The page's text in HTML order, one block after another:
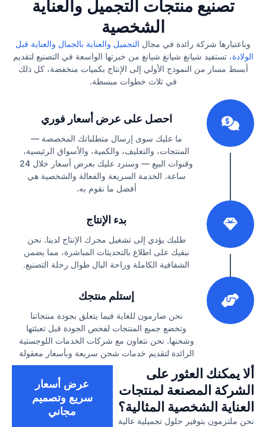
تصنيع منتجات التجميل والعناية
الشخصية
وباعتبارها شركة رائدة في مجال التجميل والعناية بالجمال والعناية قبل
الولادة، تستفيد شيانغ شيانغ شيانغ من خبرتها الواسعة في التصنيع لتقديم
أبسط مسار من النموذج الأولي إلى الإنتاج بكميات منخفضة، كل ذلك
في ثلاث خطوات مبسطة.
احصل على عرض أسعار فوري
ما عليك سوى إرسال متطلباتك المخصصة —
المنتجات، والتغليف، والكمية، والأسواق الرئيسية،
وقنوات البيع — وسنرد عليك بعرض أسعار خلال 24
ساعة. الخدمة السريعة والفعالة والشخصية هي
أفضل ما نقوم به.
بدء الإنتاج
طلبك يؤدي إلى تشغيل محرك الإنتاج لدينا. نحن
نبقيك على اطلاع بالتحديثات المباشرة، مما يضمن
الشفافية الكاملة وراحة البال طوال رحلة التصنيع.
إستلم منتجك
نحن صارمون للغاية فيما يتعلق بجودة منتجاتنا
وتخضع جميع المنتجات لفحص الجودة قبل تعبئتها
وشحنها. نحن نتعاون مع شركات الخدمات اللوجستية
الرائدة لتقديم خدمات شحن سريعة وبأسعار معقولة
ألا يمكنك العثور على
الشركة المصنعة لمنتجات
العناية الشخصية المثالية؟
نحن ملتزمون بتوفير حلول تجميلية عالية
عرض أسعار
سريع وتصميم
مجاني